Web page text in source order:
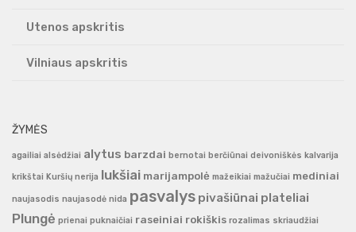
Utenos apskritis
Vilniaus apskritis
ŽYMĖS
agailiai alsėdžiai alytus barzdai bernotai berčiūnai deivoniškės kalvarija
krikštai Kuršių nerija lukšiai marijampolė mažeikiai mažučiai mediniai
naujasodis naujasodė nida pasvalys pivašiūnai plateliai
Plungė prienai puknaičiai raseiniai rokiškis rozalimas skriaudžiai